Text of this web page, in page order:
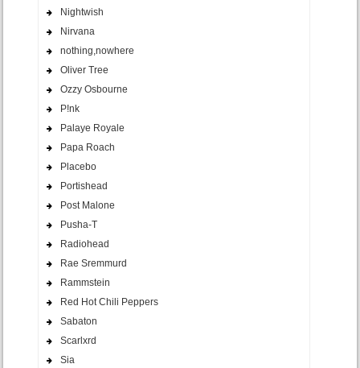
Nightwish
Nirvana
nothing,nowhere
Oliver Tree
Ozzy Osbourne
P!nk
Palaye Royale
Papa Roach
Placebo
Portishead
Post Malone
Pusha-T
Radiohead
Rae Sremmurd
Rammstein
Red Hot Chili Peppers
Sabaton
Scarlxrd
Sia